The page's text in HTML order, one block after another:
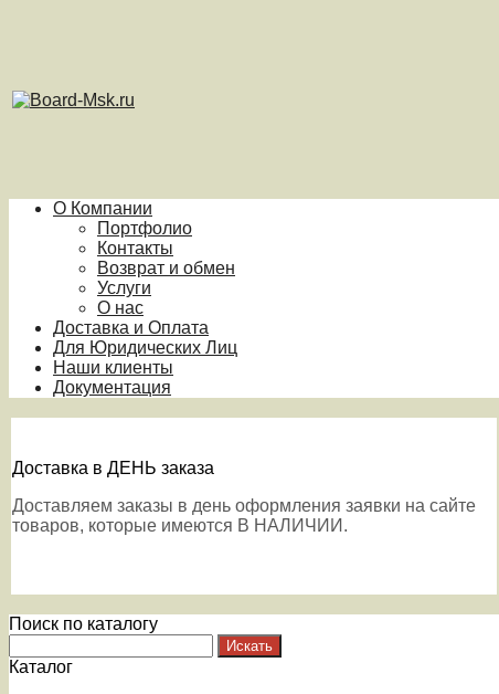
О Компании
Портфолио
Контакты
Возврат и обмен
Услуги
О нас
Доставка и Оплата
Для Юридических Лиц
Наши клиенты
Документация
Доставка в ДЕНЬ заказа
Доставляем заказы в день оформления заявки на сайте
товаров, которые имеются В НАЛИЧИИ.
Поиск по каталогу
Каталог